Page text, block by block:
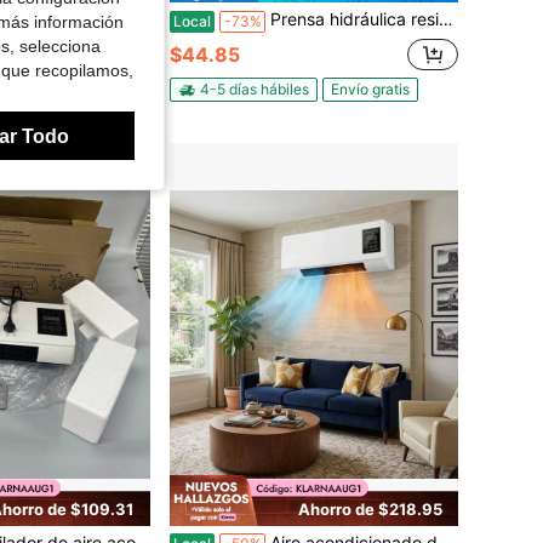
en la Pared de Bajo Ruido con Textura de PP Características Calentadores Pequeños Perfectos para Espacios Pequeños X7XA Local -73% Prensa hidráulica resistente con capacidad de 20 toneladas métricas y 32 toneladas métricas, con estructura de hierro resistente al desgaste
$44.85
4-5 días hábiles Envío gratis
de $109.31 Ahorro de $218.95
información
selecciona
recopilamos,
Todo